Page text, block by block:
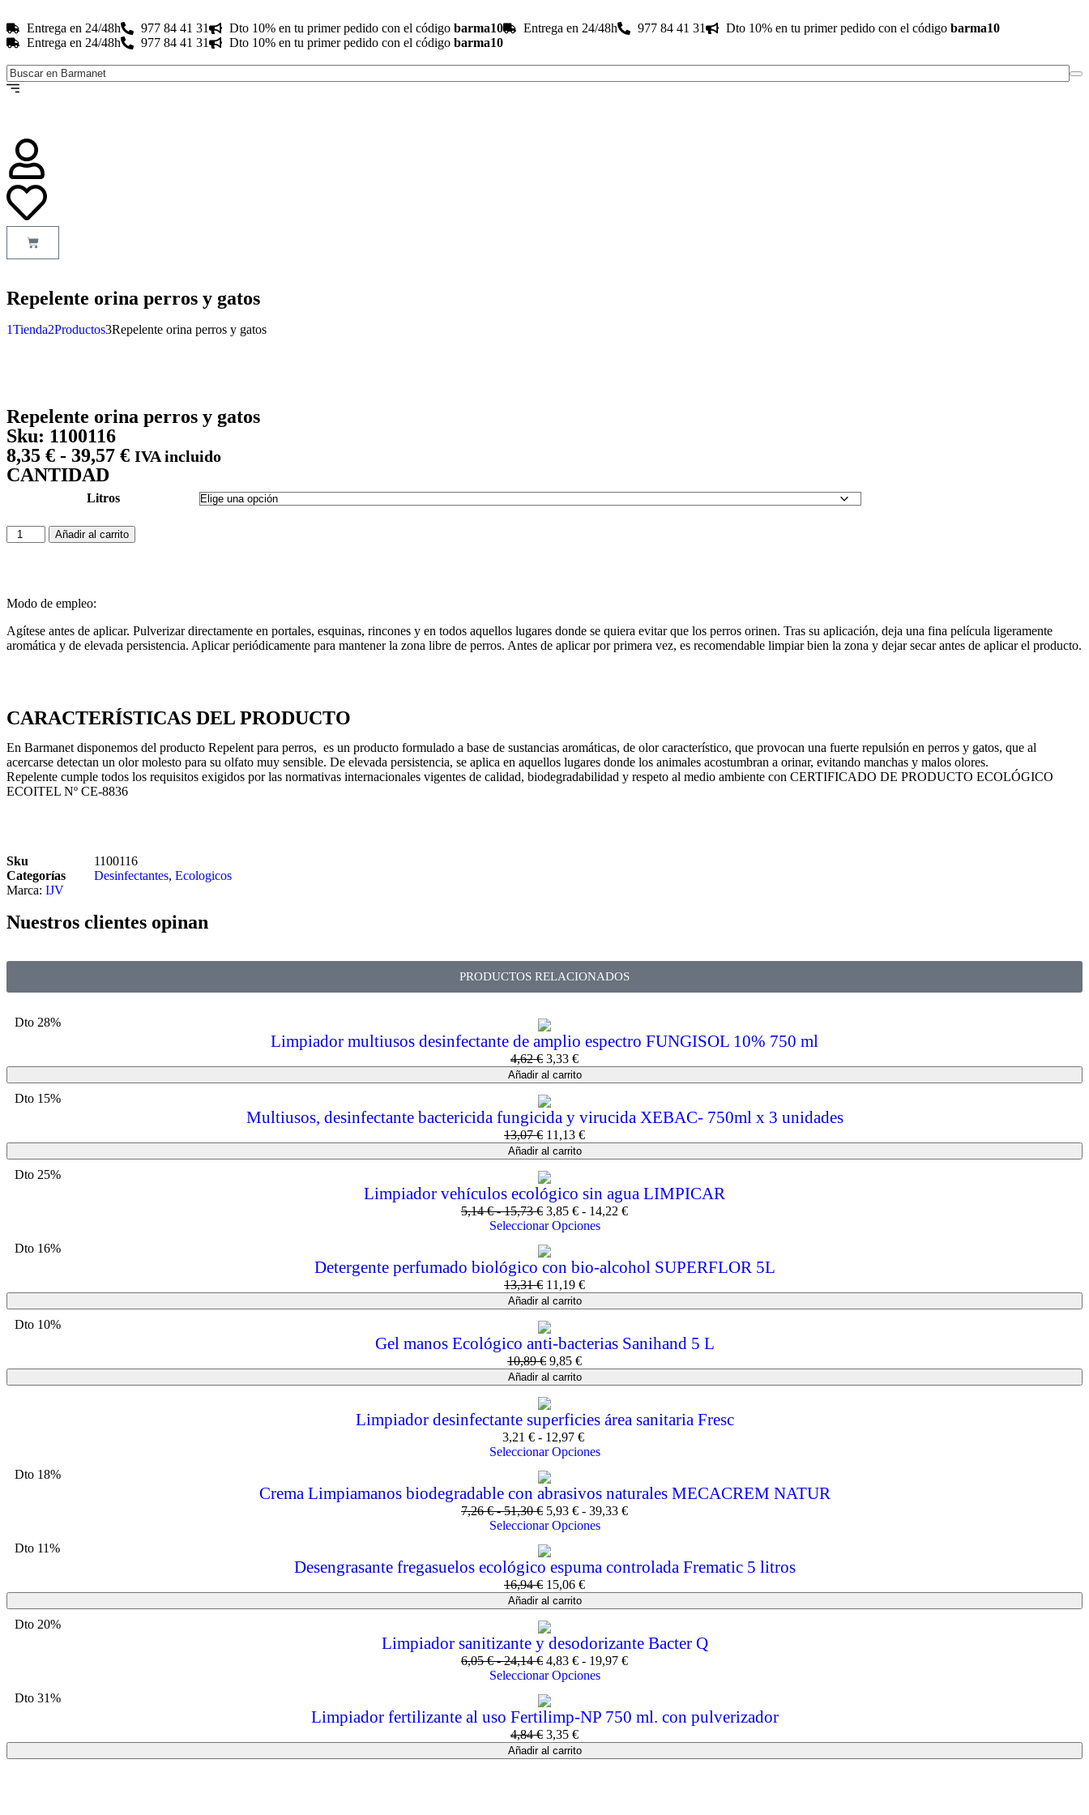
Entrega en 24/48h 977 84 41 31 Dto 10% en tu primer pedido con el código barma10 Entrega en 24/48h 977 84 41 31 Dto 10% en tu primer pedido con el código barma10
Entrega en 24/48h
977 84 41 31 Dto 10% en tu primer pedido con el código barma10
Repelente orina perros y gatos
1Tienda2Productos3Repelente orina perros y gatos
Repelente orina perros y gatos
Sku: 1100116
8,35 € - 39,57 € IVA incluido
CANTIDAD
Litros
Añadir al carrito
Modo de empleo:
Agítese antes de aplicar. Pulverizar directamente en portales, esquinas, rincones y en todos aquellos lugares donde se quiera evitar que los perros orinen. Tras su aplicación, deja una fina película ligeramente
aromática y de elevada persistencia. Aplicar periódicamente para mantener la zona libre de perros. Antes de aplicar por primera vez, es recomendable limpiar bien la zona y dejar secar antes de aplicar el producto.
CARACTERÍSTICAS DEL PRODUCTO
En Barmanet disponemos del producto Repelent para perros, es un producto formulado a base de sustancias aromáticas, de olor característico, que provocan una fuerte repulsión en perros y gatos, que al
acercarse detectan un olor molesto para su olfato muy sensible. De elevada persistencia, se aplica en aquellos lugares donde los animales acostumbran a orinar, evitando manchas y malos olores.
Repelente cumple todos los requisitos exigidos por las normativas internacionales vigentes de calidad, biodegradabilidad y respeto al medio ambiente con CERTIFICADO DE PRODUCTO ECOLÓGICO
ECOITEL Nº CE-8836
Sku
1100116
Categorías
Desinfectantes, Ecologicos
Marca: IJV
Nuestros clientes opinan
PRODUCTOS RELACIONADOS
Dto 28%
Limpiador multiusos desinfectante de amplio espectro FUNGISOL 10% 750 ml
4,62€ 3,33 €
Añadir al carrito
Dto 15%
Multiusos, desinfectante bactericida fungicida y virucida XEBAC- 750ml x 3 unidades
13,07€ 11,13 €
Añadir al carrito
Dto 25%
Limpiador vehículos ecológico sin agua LIMPICAR
5,14€-15,73€ 3,85 € - 14,22 €
Seleccionar Opciones
Dto 16%
Detergente perfumado biológico con bio-alcohol SUPERFLOR 5L
13,31€ 11,19 €
Añadir al carrito
Dto 10%
Gel manos Ecológico anti-bacterias Sanihand 5 L
10,89€ 9,85 €
Añadir al carrito
Limpiador desinfectante superficies área sanitaria Fresc
3,21 €- 12,97 €
Seleccionar Opciones
Dto 18%
Crema Limpiamanos biodegradable con abrasivos naturales MECACREM NATUR
7,26€-51,30€ 5,93 € - 39,33 €
Seleccionar Opciones
Dto 11%
Desengrasante fregasuelos ecológico espuma controlada Frematic 5 litros
16,94€ 15,06 €
Añadir al carrito
Dto 20%
Limpiador sanitizante y desodorizante Bacter Q
6,05€-24,14€ 4,83 € - 19,97 €
Seleccionar Opciones
Dto 31%
Limpiador fertilizante al uso Fertilimp-NP 750 ml. con pulverizador
4,84€ 3,35 €
Añadir al carrito